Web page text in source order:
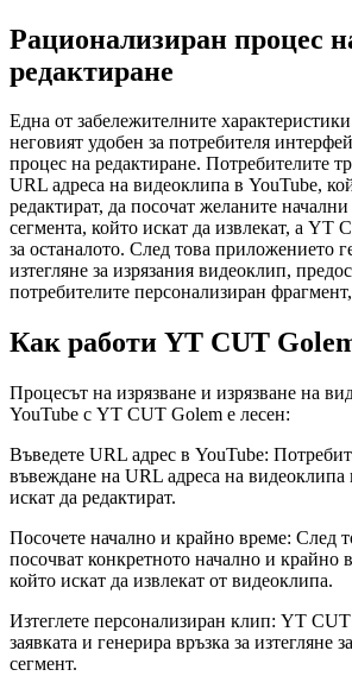
Рационализиран процес
редактиране
Една от забележителните
неговият удобен за потребителя
процес на редактиране. Потребителите
URL адреса на видеоклипа в YouTube,
редактират, да посочат желаните
сегмента, който искат да извлекат, а YT
за останалото. След това приложението
изтегляне за изрязания видеоклип,
потребителите персонализиран
Как работи YT CUT
Процесът на изрязване и изрязване на
YouTube с YT CUT Golem е лесен:
Въведете URL адрес в YouTube:
въвеждане на URL адреса на видеоклипа
искат да редактират.
Посочете начално и крайно време: След
посочват конкретното начално и крайно
който искат да извлекат от видеоклипа.
Изтеглете персонализиран клип: YT
заявката и генерира връзка за изтегляне
сегмент.